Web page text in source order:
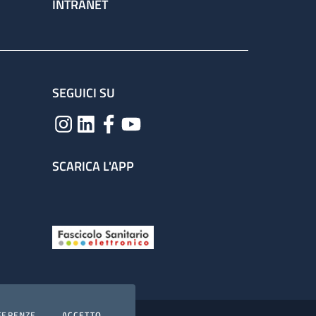
INTRANET
SEGUICI SU
SCARICA L'APP